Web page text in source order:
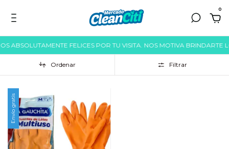
0
ABSOLUTAMENTE FELICES POR TU VISITA. NOS MOTIVA BRINDARTE
Ordenar Filtrar
Envío gratis